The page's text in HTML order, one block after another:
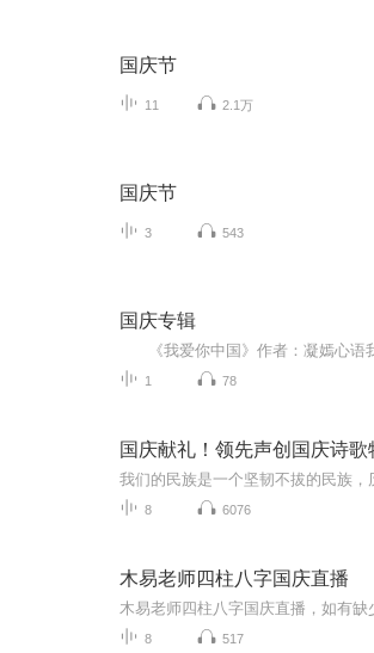
国庆节
11 2.1万
国庆节
3 543
国庆专辑
1 78
国庆献礼！领先声创国庆诗歌
8 6076
木易老师四柱八字国庆直播
8 517